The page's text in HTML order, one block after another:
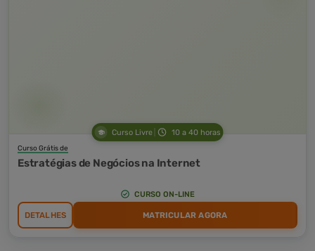
Curso Livre 10 a 40 horas
Curso Grátis de
Estratégias de Negócios na Internet
CURSO ON-LINE
DETALHES MATRICULAR AGORA